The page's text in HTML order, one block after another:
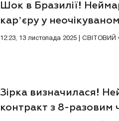
Шок в Бразилії!
карʼєру у
12:23, 13 листопада 2025 |
Зірка визначилася!
контракт з 8-разовим